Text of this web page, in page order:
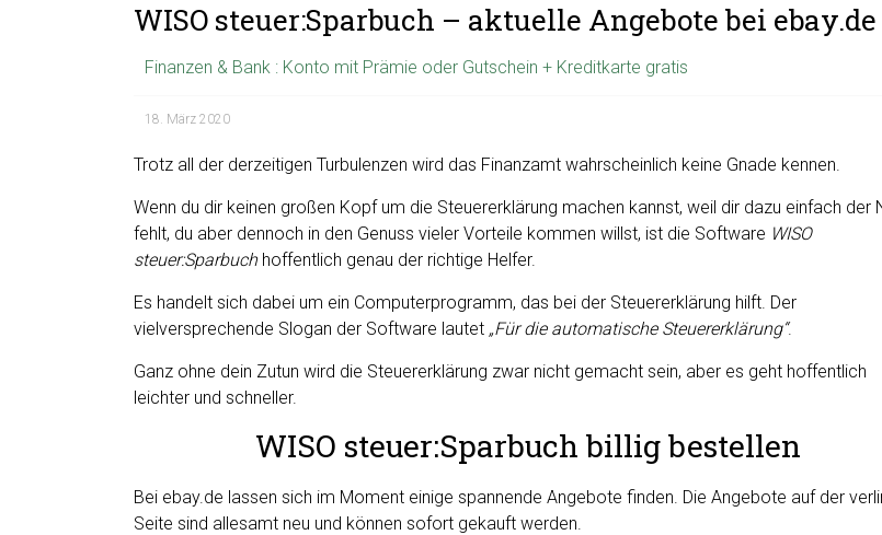
WISO steuer:Sparbuch – aktuelle Angebote bei ebay.de
Finanzen & Bank : Konto mit Prämie oder Gutschein + Kreditkarte gratis
18. März 2020
Trotz all der derzeitigen Turbulenzen wird das Finanzamt wahrscheinlich keine Gnade kennen.
Wenn du dir keinen großen Kopf um die Steuererklärung machen kannst, weil dir dazu einfach der
fehlt, du aber dennoch in den Genuss vieler Vorteile kommen willst, ist die Software WISO
steuer:Sparbuchhoffentlich genau der richtige Helfer.
Es handelt sich dabei um ein Computerprogramm, das bei der Steuererklärung hilft. Der
vielversprechende Slogan der Software lautet „Für die automatische Steuererklärung“.
Ganz ohne dein Zutun wird die Steuererklärung zwar nicht gemacht sein, aber es geht hoffentlich
leichter und schneller.
WISO steuer:Sparbuch billig bestellen
Bei ebay.de lassen sich im Moment einige spannende Angebote finden. Die Angebote auf der
Seite sind allesamt neu und können sofort gekauft werden.